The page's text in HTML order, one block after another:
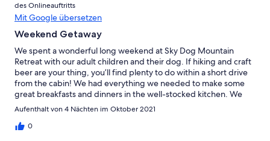
des Onlineauftritts
Mit Google übersetzen
Weekend Getaway
We spent a wonderful long weekend at Sky Dog Mountain
Retreat with our adult children and their dog. If hiking and craft
beer are your thing, you’ll find plenty to do within a short drive
from the cabin! We had everything we needed to make some
great breakfasts and dinners in the well-stocked kitchen. We
enjoyed sitting on the deck and looking at the mountain views in
a glass of wine. Plenty of comfortable seating for everyone to
Aufenthalt von 4 Nächten im Oktober 2021
0